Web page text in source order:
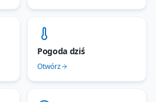
Pogoda dziś
Otwórz